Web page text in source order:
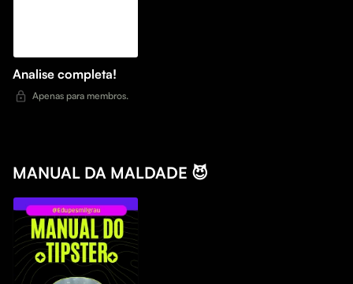
Analise completa!
Apenas para membros.
MANUAL DA MALDADE 😈